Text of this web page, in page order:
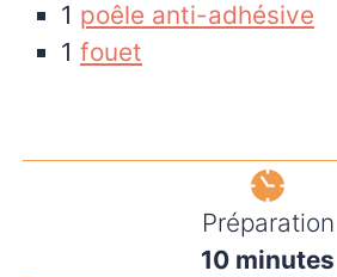
1 poêle anti-adhésive
1 fouet
Préparation
10minutes
minutes